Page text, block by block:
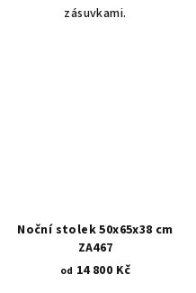
zásuvkami.
Noční stolek 50x65x38 cm
ZA467
od 14 800 Kč